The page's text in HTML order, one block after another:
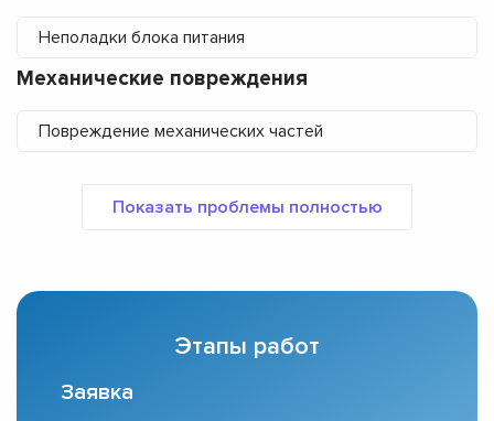
Неполадки блока питания
Механические повреждения
Повреждение механических частей
Этапы работ
Заявка